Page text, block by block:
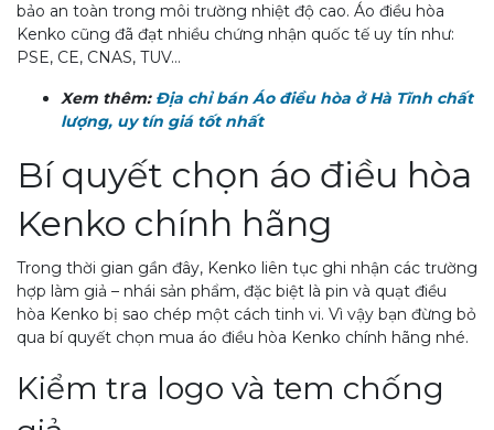
bảo an toàn trong môi trường nhiệt độ cao. Áo điều hòa
Kenko cũng đã đạt nhiều chứng nhận quốc tế uy tín như:
PSE, CE, CNAS, TUV…
Xem thêm: Địa chỉ bán Áo điều hòa ở Hà Tĩnh chất
lượng, uy tín giá tốt nhất
Bí quyết chọn áo điều hòa
Kenko chính hãng
Trong thời gian gần đây, Kenko liên tục ghi nhận các trường
hợp làm giả – nhái sản phẩm, đặc biệt là pin và quạt điều
hòa Kenko bị sao chép một cách tinh vi. Vì vậy bạn đừng bỏ
qua bí quyết chọn mua áo điều hòa Kenko chính hãng nhé.
Kiểm tra logo và tem chống